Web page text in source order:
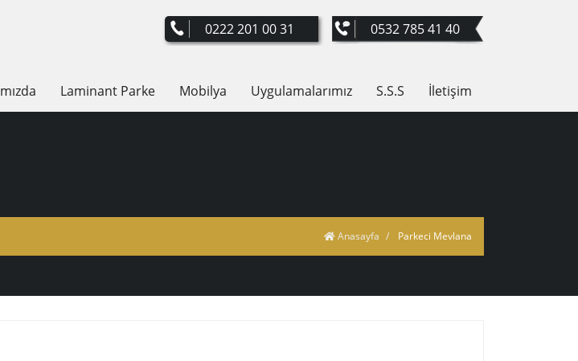
0222 201 00 31 0532 785 41 40
Laminant Parke Mobilya Uygulamalarımız S.S.S İletişim
Anasayfa Parkeci Mevlana